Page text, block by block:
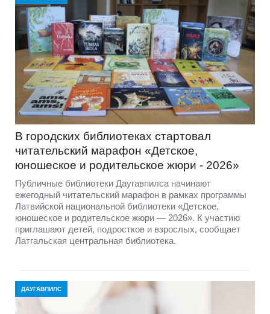
В городских библиотеках стартовал
читательский марафон «Детское,
юношеское и родительское жюри - 2026»
Публичные библиотеки Даугавпилса начинают
ежегодный читательский марафон в рамках программы
Латвийской национальной библиотеки «Детское,
юношеское и родительское жюри — 2026». К участию
приглашают детей, подростков и взрослых, сообщает
Латгальская центральная библиотека.
ДАУГАВПИЛС